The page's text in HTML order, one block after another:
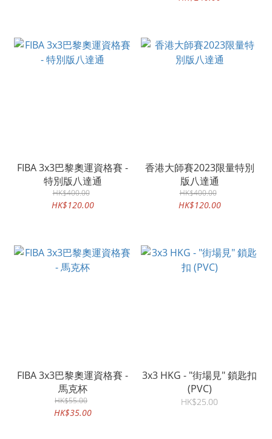
FIBA 3x3巴黎奧運資格賽 -
特別版八達通
HK$400.00
HK$120.00
香港大師賽2023限量特別
版八達通
HK$400.00
HK$120.00
FIBA 3x3巴黎奧運資格賽 -
馬克杯
HK$55.00
HK$35.00
3x3 HKG - "街場見" 鎖匙扣
(PVC)
HK$25.00